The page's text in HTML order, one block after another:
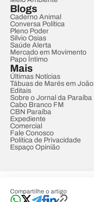
Compartilhe o artigo
Blogs
Caderno Animal
Conversa Política
Pleno Poder
Sílvio Osias
Saúde Alerta
Mercado em Movimento
Papo Íntimo
Mais
Últimas Notícias
Tábuas de Marés em
Editais
Sobre o Jornal da Paraíba
Cabo Branco FM
CBN Paraíba
Expediente
Comercial
Fale Conosco
Política de Privacidade
Espaço Opinião